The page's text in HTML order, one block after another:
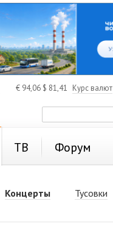
€ 94,06 $ 81,41 Курс валют
ТВ Форум
Концерты Тусовки